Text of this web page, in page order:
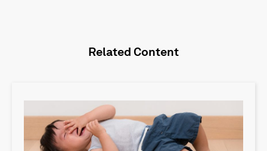
Related Content